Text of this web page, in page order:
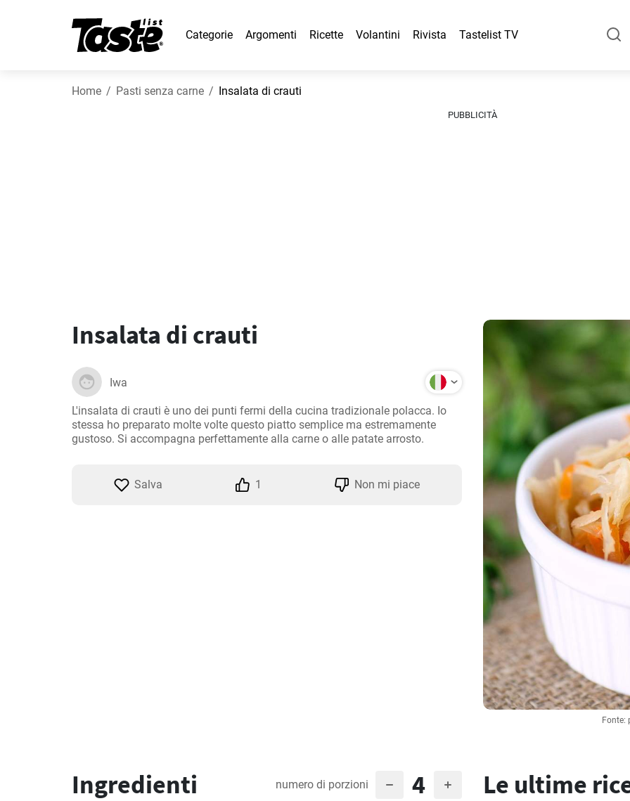
Categorie Argomenti Ricette Volantini Rivista Tastelist TV
Home Pasti senza carne Insalata di crauti
PUBBLICITÀ
Fonte:
Insalata di crauti
Iwa
L'insalata di crauti è uno dei punti fermi della cucina tradizionale polacca. Io
stessa ho preparato molte volte questo piatto semplice ma estremamente
gustoso. Si accompagna perfettamente alla carne o alle patate arrosto.
Salva 1 Non mi piace
Ingredienti numero di porzioni 4 Le ultime